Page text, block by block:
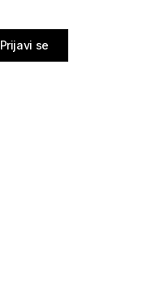
Prijavi se